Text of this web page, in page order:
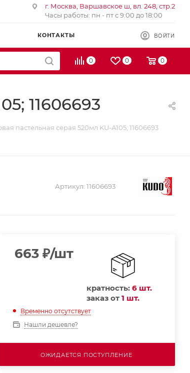
г. Москва, Варшавское ш, вл. 248, стр.2
Часы работы: пн - пт с 9:00 до 18:00
КОНТАКТЫ ВОЙТИ
0 0 0
11606693
пастельная серая 520мл KU-А105; 11606693
Артикул: 11606693
663₽/шт
кратность: 6 шт.
заказ от 1 шт.
Временно отсутствует
Нашли дешевле?
ОЖИДАЕТСЯ ПОСТУПЛЕНИЕ